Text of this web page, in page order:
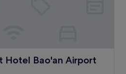
Hotel Bao'an Airport
Bao'an Airport